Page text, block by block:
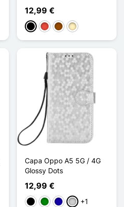
12,99 €
PretoVermelho
Castanho
Ouro
Capa Oppo A5 5G / 4G
Glossy Dots
12,99 €
PretoVerdeAzul Escuro
Prata
+1